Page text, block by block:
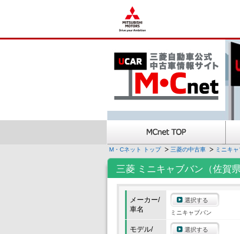
M・Cネット トップ 三菱の中古車 ミニキ
三菱 ミニキャブバン（佐賀
メーカー/
車名
選択する
ミニキャブバン
モデル/
選択する